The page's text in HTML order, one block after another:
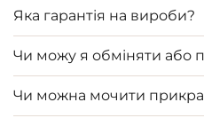
Яка гарантія на вироби?
Чи можу я обміняти або
Чи можна мочити